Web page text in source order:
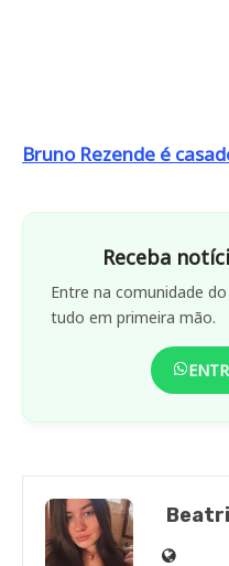
Bruno Rezende é
Receba
Entre na comunidade
tudo em primeira mão.
Site